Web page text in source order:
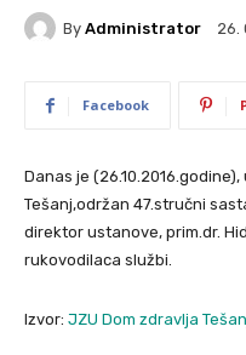
By Administrator 26.
Facebook
Danas je
Tešanj,održan 47.stručni
direktor ustanove, prim.dr.
rukovodilaca službi.
Izvor: JZU Dom zdravlja